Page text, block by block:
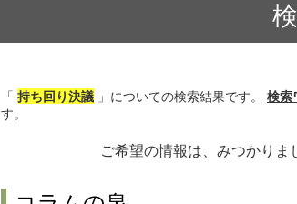
「 持ち回り決議 」についての検索結果です。 検索
す。
ご希望の情報は、みつかりま